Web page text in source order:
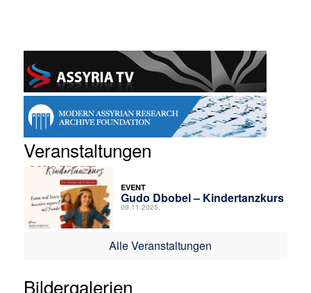
Veranstaltungen
EVENT
Gudo Dbobel – Kindertanzkurs
09.11.2025,
Alle Veranstaltungen
Bildergalerien